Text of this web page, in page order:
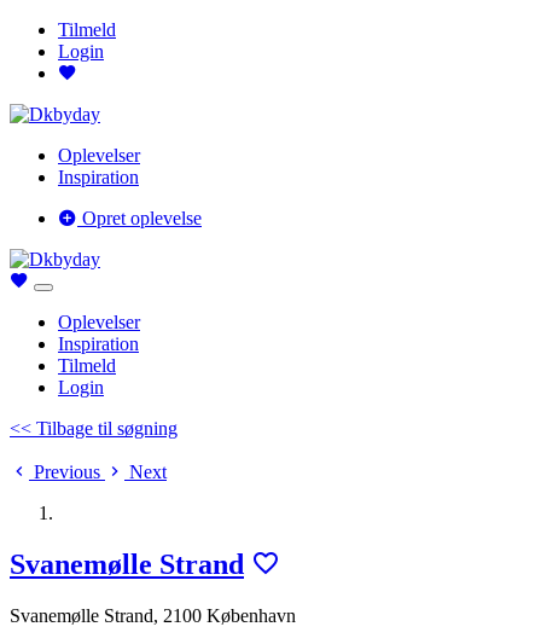
Tilmeld
Login
Oplevelser
Inspiration
Opret oplevelse
Oplevelser
Inspiration
Tilmeld
Login
<< Tilbage til søgning
Previous Next
Svanemølle Strand
Svanemølle Strand, 2100 København